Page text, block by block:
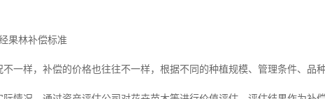
果林补偿标准
一样，补偿的价格也往往不一样，根据不同的种植规模、管理条件、品